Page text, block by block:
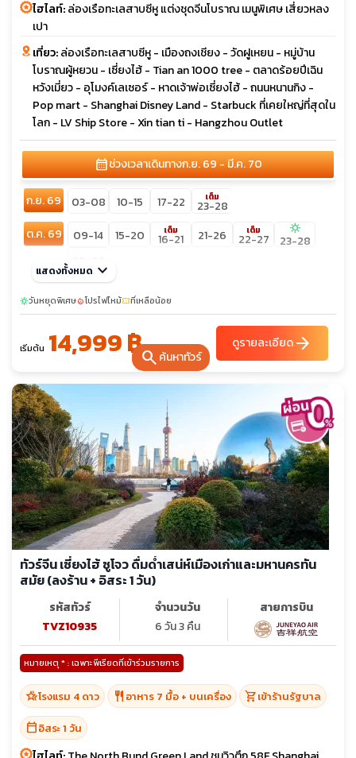
searchค้นหาทัวร์
ไฮไลท์:ล่องเรือทะเลสาบซีหู แต่งชุดจีนโบราณ เมนูพิเศษ เสี่ยวหลง
เปา
เที่ยว:ล่องเรือทะเลสาบซีหู - เมืองถงเชียง - วัดฝูเหยน - หมู่บ้าน
โบราณผู้หยวน - เซี่ยงไฮ้ - Tian an 1000 tree - ตลาดร้อยปีเฉิน
หวังเมี่ยว - อุโมงค์เลเซอร์ - หาดเจ้าพ่อเซี่ยงไฮ้ - ถนนหนานกิง -
Pop mart - Shanghai Disney Land - Starbuck ที่เคยใหญ่ที่สุดใน
โลก - LV Ship Store - Xin tian ti - Hangzhou Outlet
calendar_monthช่วงเวลาเดินทางก.ย. 69 - มี.ค. 70
ก.ย. 69 03-08 10-15 17-22 เต็ม
23-28
ต.ค. 69
09-14 15-20 เต็ม
16-21 21-26 เต็ม
22-27
sunny
23-28
พ.ย. 69
05-10 12-17 19-24
10-15 16-21
17-22
07-12 13-18 14-19 21-26
28-02
ก.พ. 70
มี.ค. 70
sunny
03-08 04-09 10-15 18-23
แสดงทั้งหมด keyboard_arrow_down
sunnyวันหยุดพิเศษlocal_fire_departmentโปรไฟไหม้confirmation_numberที่เหลือน้อย
เริ่มต้น 14,999 ฿ ดูรายละเอียดarrow_forward
ทัวร์จีน เซี่ยงไฮ้ ซูโจว ดื่มด่ำเสน่ห์เมืองเก่าและมหานครทัน
สมัย (ลงร้าน + อิสระ 1 วัน)
รหัสทัวร์
TVZ10935
จำนวนวัน
6 วัน 3 คืน
สายการบิน
หมายเหตุ * : เฉพาะพีเรียดที่เข้าร่วมรายการ
hotel_classโรงแรม 4 ดาว restaurant อาหาร 7 มื้อ + บนเครื่อง shopping_cartเข้าร้านรัฐบาล
calendar_todayอิสระ 1 วัน